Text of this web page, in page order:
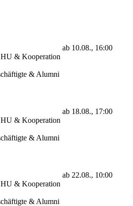
& Kooperation
& Alumni
ab 10.08., 16:00
& Kooperation
& Alumni
ab 18.08., 17:00
& Kooperation
& Alumni
ab 22.08., 10:00